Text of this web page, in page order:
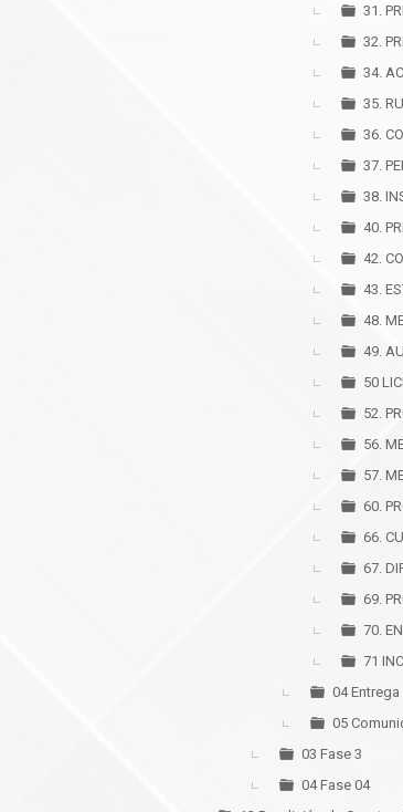
31.
32.
34.
35.
36.
37.
38.
40.
42.
43.
48.
49.
50
52.
56.
57.
60.
66.
67.
69.
70.
71
04
05
03 Fase 3
04 Fase 04